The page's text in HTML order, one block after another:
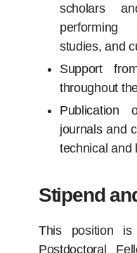
scholars
performing
studies, and
Support
throughout
Publication
journals and
technical and
Stipend
This position
Postdoctoral